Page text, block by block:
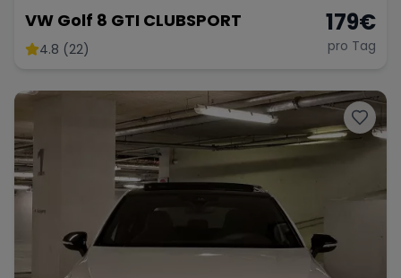
VW Golf 8 GTI CLUBSPORT
4.8 (22)
179€
pro Tag